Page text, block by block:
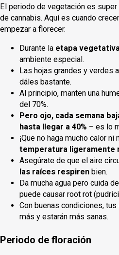
El periodo de vegetación es
de cannabis. Aquí es cuando
empezar a florecer.
Durante la etapa
ambiente especial.
Las hojas grandes y verdes
dáles bastante.
Al principio, manten una
del 70%.
Pero ojo, cada semana
hasta llegar a 40% – es lo
¡Que no haga mucho calor ni
temperatura ligeramente
Asegúrate de que el aire
las raíces respiren bien.
Da mucha agua pero cuida
puede causar root rot
Con buenas condiciones, tus
más y estarán más sanas.
Periodo de floración